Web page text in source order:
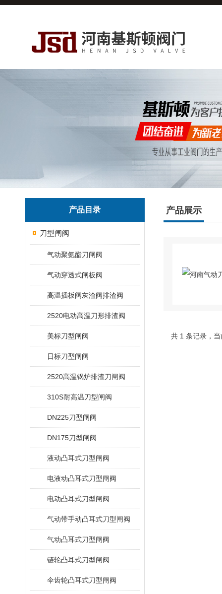
产品目录
刀型闸阀
气动聚氨酯刀闸阀
气动穿透式闸板阀
高温插板阀灰渣阀排渣阀
2520电动高温刀形排渣阀
美标刀型闸阀
日标刀型闸阀
2520高温锅炉排渣刀闸阀
310S耐高温刀型闸阀
DN225刀型闸阀
DN175刀型闸阀
液动凸耳式刀型闸阀
电液动凸耳式刀型闸阀
电动凸耳式刀型闸阀
气动带手动凸耳式刀型闸阀
气动凸耳式刀型闸阀
链轮凸耳式刀型闸阀
伞齿轮凸耳式刀型闸阀
产品展示
共 1 条记录，